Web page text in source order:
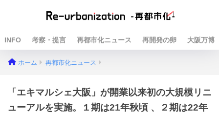
INFO 考察・提言 再都市化ニュース 再開発の卵 大阪万博
ホーム 再都市化ニュース
「エキマルシェ大阪」が開業以来初の大規模リニ
ューアルを実施。１期は21年秋頃 、２期は22年